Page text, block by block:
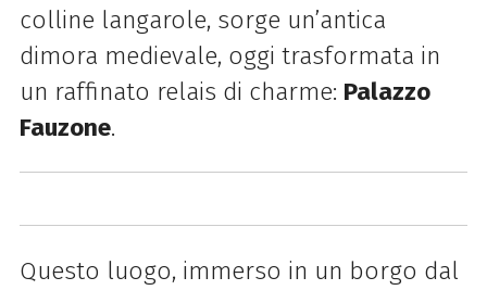
colline langarole, sorge un’antica
dimora medievale, oggi trasformata in
un raffinato relais di charme: Palazzo
Fauzone.
Questo luogo, immerso in un borgo dal